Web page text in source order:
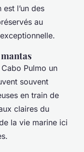
l’un des
au
Pulmo un
souvent
en train de
claires du
la vie marine ici